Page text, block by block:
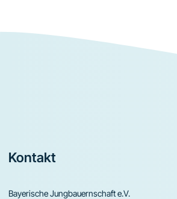
Footer
Kontakt
Bayerische Jungbauernschaft e.V.